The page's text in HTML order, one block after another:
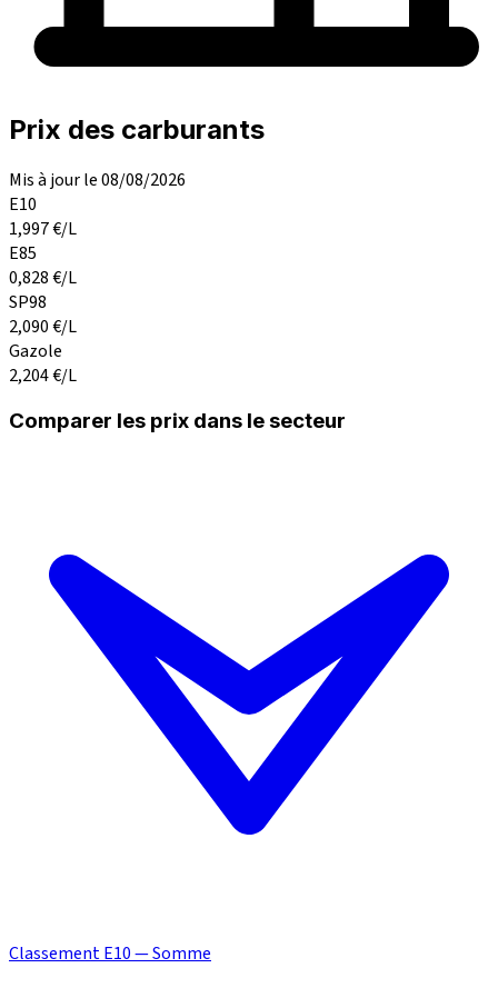
Prix des carburants
Mis à jour le 08/08/2026
E10
1,997€/L
E85
0,828€/L
SP98
2,090€/L
Gazole
2,204€/L
Comparer les prix dans le secteur
Classement E10 — Somme